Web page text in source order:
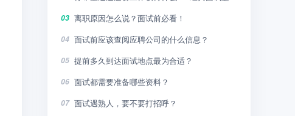
03 离职原因怎么说？面试前必看！
04 面试前应该查阅应聘公司的什么信息？
05 提前多久到达面试地点最为合适？
06 面试都需要准备哪些资料？
07 面试遇熟人，要不要打招呼？